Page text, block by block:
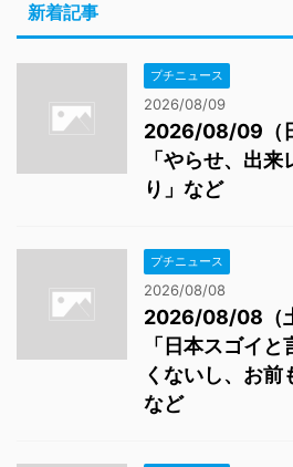
新着記事
プチニュース
2026/08/09
2026/08/09（
「やらせ、出
り」など
プチニュース
2026/08/08
2026/08/08（
「日本スゴイ
くないし、お前
など